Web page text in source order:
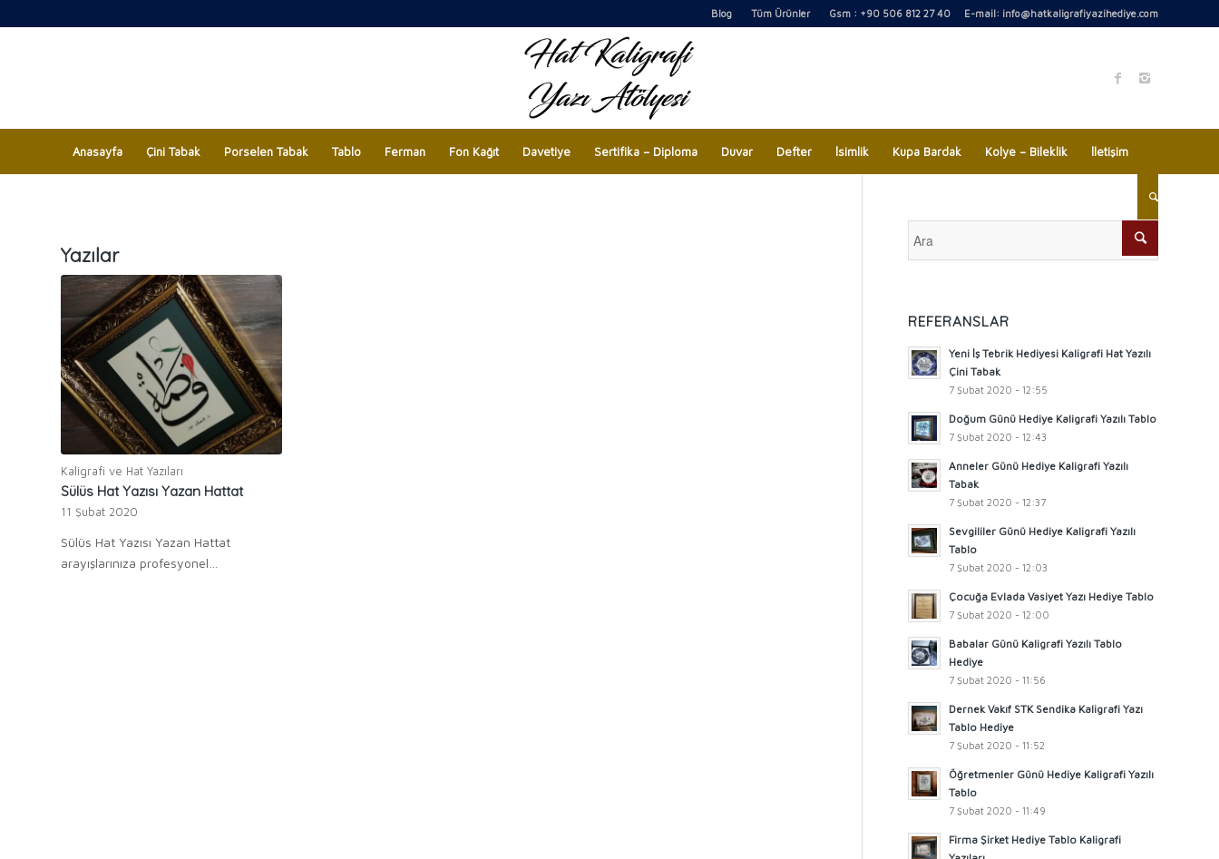
Blog Tüm ÜrünlerGsm : +90 506 812 27 40 E-mail: info@hatkaligrafiyazihediye.com
Anasayfa Çini Tabak Porselen Tabak Tablo Ferman Fon Kağıt Davetiye Sertifika – Diploma Duvar Defter İsimlik Kupa Bardak Kolye – Bileklik İletişim
Yazılar
Kaligrafi ve Hat Yazıları
Sülüs Hat Yazısı Yazan Hattat
11 Şubat 2020
Sülüs Hat Yazısı Yazan Hattat
arayışlarınıza profesyonel…
REFERANSLAR
Yeni İş Tebrik Hediyesi Kaligrafi Hat Yazılı
Çini Tabak
7 Şubat 2020 - 12:55
Doğum Günü Hediye Kaligrafi Yazılı Tablo
7 Şubat 2020 - 12:43
Anneler Günü Hediye Kaligrafi Yazılı
Tabak
7 Şubat 2020 - 12:37
Sevgililer Günü Hediye Kaligrafi Yazılı
Tablo
7 Şubat 2020 - 12:03
Çocuğa Evlada Vasiyet Yazı Hediye Tablo
7 Şubat 2020 - 12:00
Babalar Günü Kaligrafi Yazılı Tablo
Hediye
7 Şubat 2020 - 11:56
Dernek Vakıf STK Sendika Kaligrafi Yazı
Tablo Hediye
7 Şubat 2020 - 11:52
Öğretmenler Günü Hediye Kaligrafi Yazılı
Tablo
7 Şubat 2020 - 11:49
Firma Şirket Hediye Tablo Kaligrafi